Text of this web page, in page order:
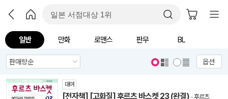
일반 만화 로맨스 판무 BL
옵션
대여
[전자책] [고화질] 후르츠 바스켓 23 (완결) -후르츠